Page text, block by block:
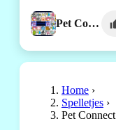
Pet Connect
Home ›
Spelletjes ›
Pet Connect